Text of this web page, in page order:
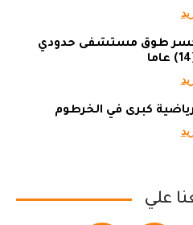
يكسر طوق مستشفى حدودي
كبرى في الخرطوم
علي